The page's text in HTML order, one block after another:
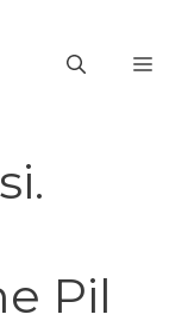
Pil